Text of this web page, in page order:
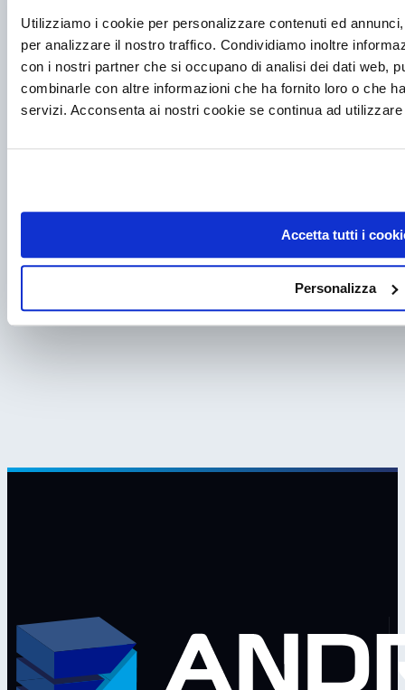
Utilizziamo i cookie per personalizzare contenuti ed
per analizzare il nostro traffico. Condividiamo inoltre
con i nostri partner che si occupano di analisi dei dati web,
combinarle con altre informazioni che ha fornito loro o che
servizi. Acconsenta ai nostri cookie se continua ad
Accetta tutti i
Personalizza
Post precedente
Italia 2025
Completata la fornitura di 12 cappe chimiche